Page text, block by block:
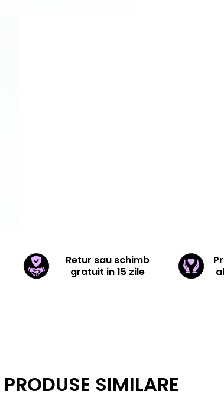
Retur sau schimb
gratuit in 15 zile
PRODUSE SIMILARE